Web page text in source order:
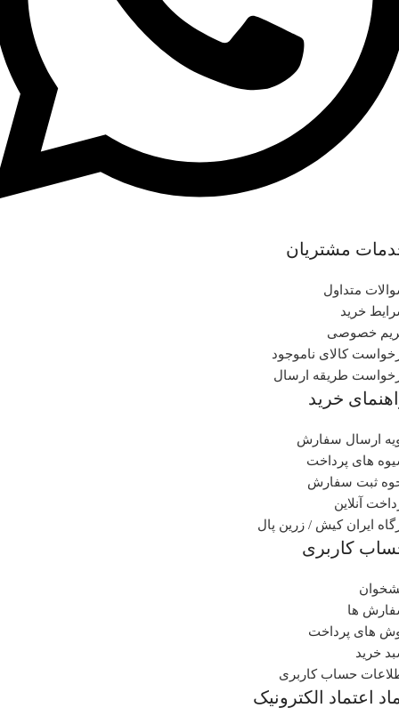
مشتریان
متداول
خرید
خصوصی
کالای ناموجود
طریقه ارسال
خرید
ارسال سفارش
های پرداخت
ثبت سفارش
آنلاین
ایران کیش / زرین پال
کاربری
ها
های پرداخت
خرید
حساب کاربری
اعتماد الکترونیک